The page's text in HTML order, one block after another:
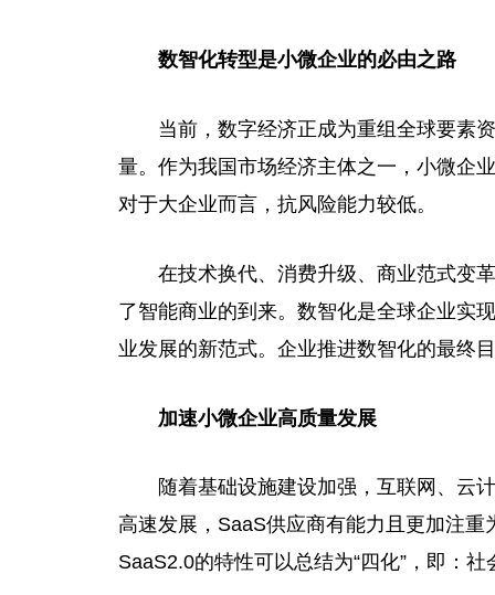
数智化转型是小微企业的必由之路
当前，数字经济正成为重组全球要素
量。作为我国市场经济主体之一，小微企
对于大企业而言，抗风险能力较低。
在技术换代、消费升级、商业范式变
了智能商业的到来。数智化是全球企业实
业发展的新范式。企业推进数智化的最终
加速小微企业高质量发展
随着基础设施建设加强，互联网、云
高速发展，SaaS供应商有能力且更加注
SaaS2.0的特性可以总结为“四化”，即：